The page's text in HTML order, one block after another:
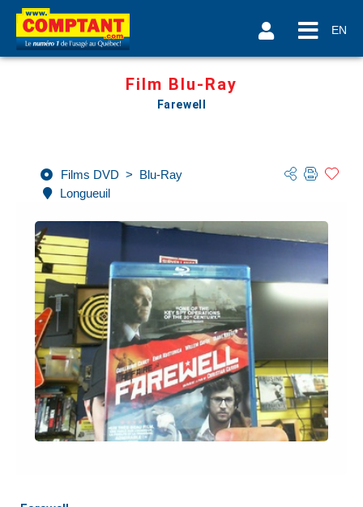
EN
Film Blu-Ray
Farewell
Films DVD > Blu-Ray
Longueuil